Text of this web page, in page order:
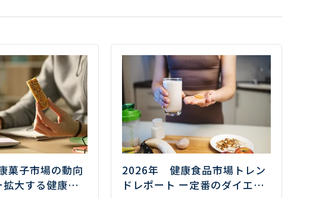
子市場の動向
拡大する健康需
2026年 健康食品市場トレン
ドレポート ー定番のダイエッ